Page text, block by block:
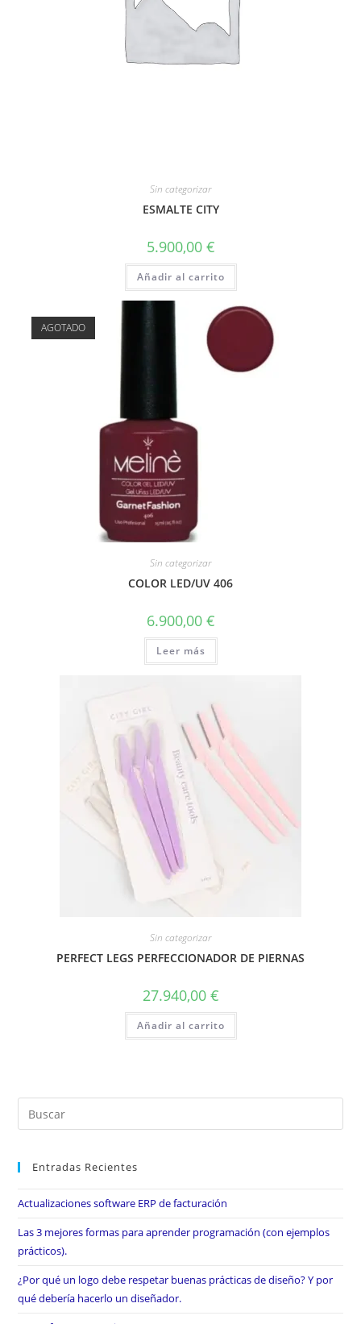
Sin categorizar
ESMALTE CITY
5.900,00 €
Añadir al carrito
AGOTADO
Sin categorizar
COLOR LED/UV 406
6.900,00 €
Leer más
Sin categorizar
PERFECT LEGS PERFECCIONADOR DE PIERNAS
27.940,00 €
Añadir al carrito
Entradas Recientes
Actualizaciones software ERP de facturación
Las 3 mejores formas para aprender programación (con ejemplos
prácticos).
¿Por qué un logo debe respetar buenas prácticas de diseño? Y por
qué debería hacerlo un diseñador.